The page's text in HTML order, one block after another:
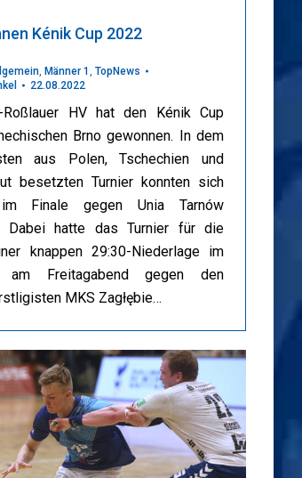
Kénik Cup 2022
, Männer 1 , TopNews
22.08.2022
Roßlauer HV hat den Kénik Cup
Brno gewonnen. In dem
aus Polen, Tschechien und
besetzten Turnier konnten sich
Finale gegen Unia Tarnów
Dabei hatte das Turnier für die
knappen 29:30-Niederlage im
am Freitagabend gegen den
MKS Zagłębie…